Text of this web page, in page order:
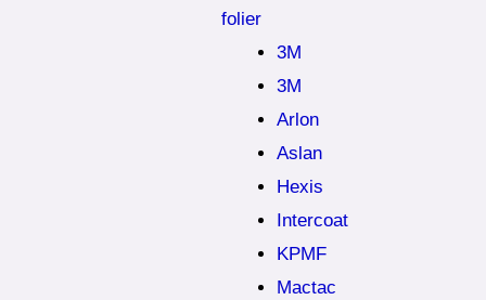
folier
3M
3M
Arlon
Aslan
Hexis
Intercoat
KPMF
Mactac